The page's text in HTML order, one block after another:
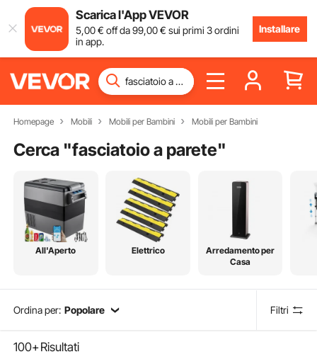
Scarica l'App VEVOR
5,00€ off da99,00€ sui primi 3 ordini
in app.
Installare
Homepage Mobili Mobili per Bambini Mobili per Bambini
Cerca "fasciatoio a parete"
All'Aperto Elettrico
Arredamento per
Casa
Ordina per: Popolare Filtri
100+Risultati